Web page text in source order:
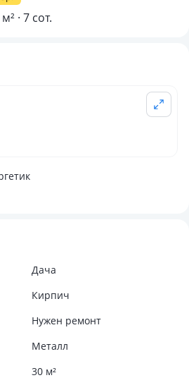
· 7 сот.
Дача
Кирпич
Нужен ремонт
Металл
30 м²